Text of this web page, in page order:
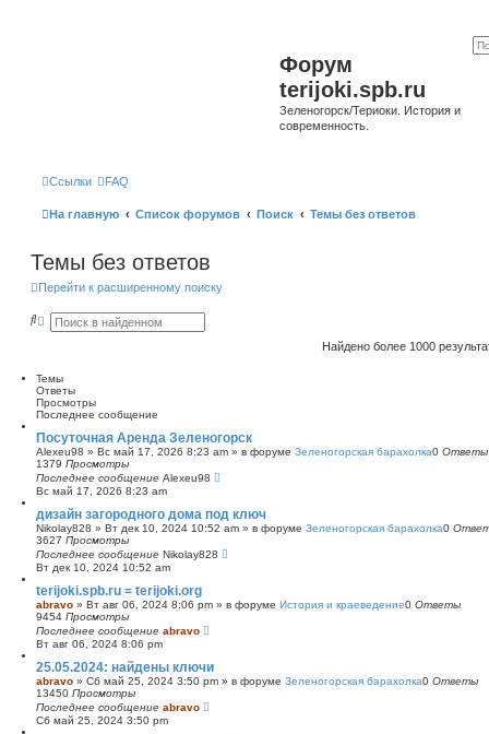
Форум
terijoki.spb.ru
Зеленогорск/Териоки. История и
современность.
Ссылки FAQ
На главную Список форумов Поиск Темы без ответов
Темы без ответов
Перейти к расширенному поиску
П Р
р
е
н
н
ы
й
п
о
и
к
Найдено более 1000
Темы
Ответы
Просмотры
Последнее сообщение
Посуточная Аренда Зеленогорск
Alexeu98 » Вс май 17, 2026 8:23 am » в форуме Зеленогорская барахолка0 Ответы
1379 Просмотры
Последнее сообщение Alexeu98
Вс май 17, 2026 8:23 am
дизайн загородного дома под ключ
Nikolay828 » Вт дек 10, 2024 10:52 am » в форуме Зеленогорская барахолка0
3627 Просмотры
Последнее сообщение Nikolay828
Вт дек 10, 2024 10:52 am
terijoki.spb.ru = terijoki.org
abravo » Вт авг 06, 2024 8:06 pm » в форуме История и краеведение0 Ответы
9454 Просмотры
Последнее сообщение abravo
Вт авг 06, 2024 8:06 pm
25.05.2024: найдены ключи
abravo » Сб май 25, 2024 3:50 pm » в форуме Зеленогорская барахолка0 Ответы
13450 Просмотры
Последнее сообщение abravo
Сб май 25, 2024 3:50 pm